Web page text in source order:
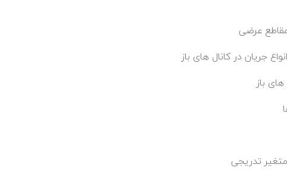
مقاطع عرضی
جریان در کانال های باز
باز
تدریجی